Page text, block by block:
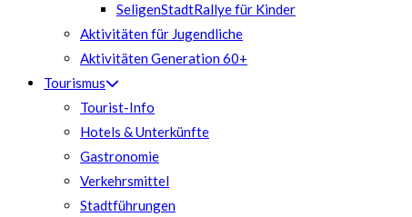
SeligenStadtRallye für Kinder
Aktivitäten für Jugendliche
Aktivitäten Generation 60+
Tourismus
Tourist-Info
Hotels & Unterkünfte
Gastronomie
Verkehrsmittel
Stadtführungen